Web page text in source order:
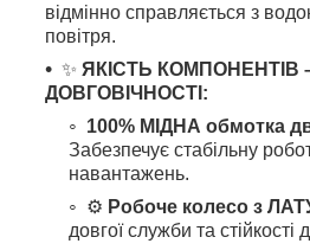
відмінно справляється з
повітря.
✨ ЯКІСТЬ КОМПОНЕНТІВ
ДОВГОВІЧНОСТІ:
100% МІДНА обмотка
Забезпечує стабільну
навантажень.
⚙️ Робоче колесо з
довгої служби та стійкості